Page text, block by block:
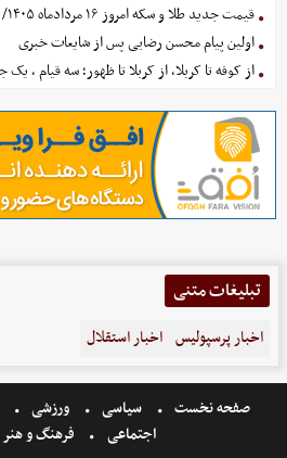
قیمت جدید طلا و سکه امروز ۱۶ مردادماه ۱۴۰۵/ جدول
اولین پیام محسن رضایی پس از شایعات خبری
از کوفه تا کربلا، از کربلا تا ظهور؛ سه قیام ، یک
تبلیغات متنی
اخبار پرسپولیس اخبار استقلال
صفحه نخست سیاسی ورزشی
اجتماعی
فرهنگ و هنر